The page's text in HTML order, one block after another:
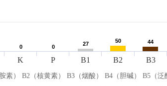
0
0 0
0 27
27 50
50 44
44
K P B1 B2 B3
素） B2（核黄素） B3（烟酸） B4（胆碱） B5（泛